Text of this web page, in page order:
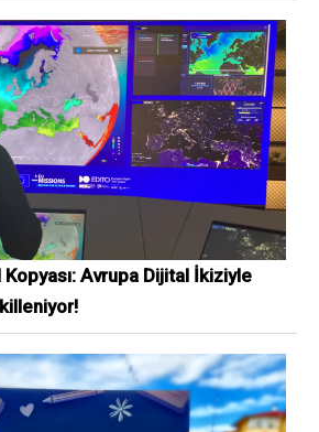
Kopyası: Avrupa Dijital İkiziyle